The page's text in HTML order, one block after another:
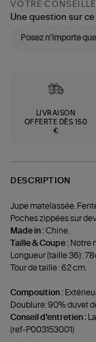
VOTRE
Une question sur
LIVRAISON
OFFERTE DÈS 150
€
DESCRIPTION
Jupe matelassée.
Poches zippées sur
Made in :Chine.
Taille & Coupe : Notre
Longueur (taille 36) :
Tour de taille : 62 cm.
Composition :
Doublure: 90% duvet
Conseil d'entretien :
(ref-P003153001)